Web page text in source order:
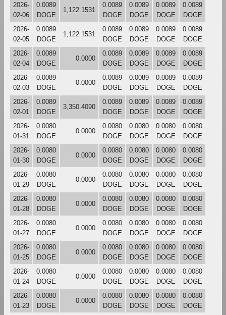
2026-
02-06
0.0089
DOGE
1,122.1531
0.0089
DOGE
0.0089
DOGE
0.0089
DOGE
0.0089
DOGE
2026-
02-05
0.0089
DOGE
1,122.1531
0.0089
DOGE
0.0089
DOGE
0.0089
DOGE
0.0089
DOGE
2026-
02-04
0.0089
DOGE
0.0000
0.0089
DOGE
0.0089
DOGE
0.0089
DOGE
0.0089
DOGE
2026-
02-03
0.0089
DOGE
0.0000
0.0089
DOGE
0.0089
DOGE
0.0089
DOGE
0.0089
DOGE
2026-
02-01
0.0089
DOGE
3,350.4090
0.0089
DOGE
0.0089
DOGE
0.0089
DOGE
0.0089
DOGE
2026-
01-31
0.0080
DOGE
0.0000
0.0080
DOGE
0.0080
DOGE
0.0080
DOGE
0.0080
DOGE
2026-
01-30
0.0080
DOGE
0.0000
0.0080
DOGE
0.0080
DOGE
0.0080
DOGE
0.0080
DOGE
2026-
01-29
0.0080
DOGE
0.0000
0.0080
DOGE
0.0080
DOGE
0.0080
DOGE
0.0080
DOGE
2026-
01-28
0.0080
DOGE
0.0000
0.0080
DOGE
0.0080
DOGE
0.0080
DOGE
0.0080
DOGE
2026-
01-27
0.0080
DOGE
0.0000
0.0080
DOGE
0.0080
DOGE
0.0080
DOGE
0.0080
DOGE
2026-
01-25
0.0080
DOGE
0.0000
0.0080
DOGE
0.0080
DOGE
0.0080
DOGE
0.0080
DOGE
2026-
01-24
0.0080
DOGE
0.0000
0.0080
DOGE
0.0080
DOGE
0.0080
DOGE
0.0080
DOGE
2026-
01-23
0.0080
DOGE
0.0000
0.0080
DOGE
0.0080
DOGE
0.0080
DOGE
0.0080
DOGE